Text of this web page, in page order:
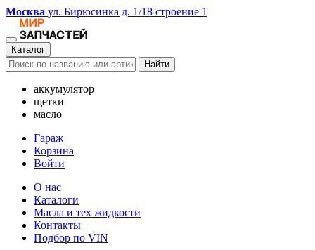
Москва ул. Бирюсинка д. 1/18 строение 1
Каталог
Найти
аккумулятор
щетки
масло
Гараж
Корзина
Войти
О нас
Каталоги
Масла и тех жидкости
Контакты
Подбор по VIN